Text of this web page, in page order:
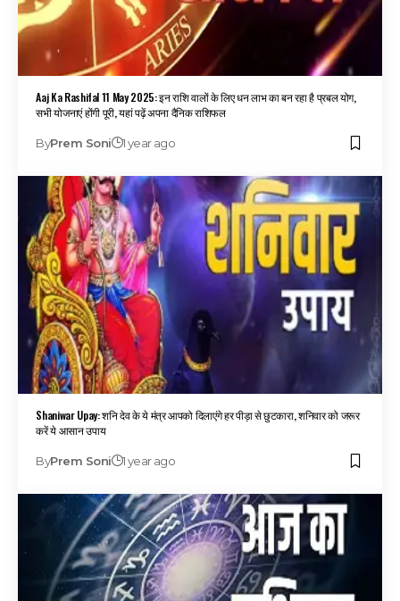
Aaj Ka Rashifal 11 May 2025: इन राशि वालों के लिए धन लाभ का बन रहा है प्रबल योग,
सभी योजनाएं होंगी पूरी, यहां पढ़ें अपना दैनिक राशिफल
ByPrem Soni 1 year ago
Shaniwar Upay: शनि देव के ये मंत्र आपको दिलाएंगे हर पीड़ा से छुटकारा, शनिवार को जरूर
करें ये आसान उपाय
ByPrem Soni 1 year ago